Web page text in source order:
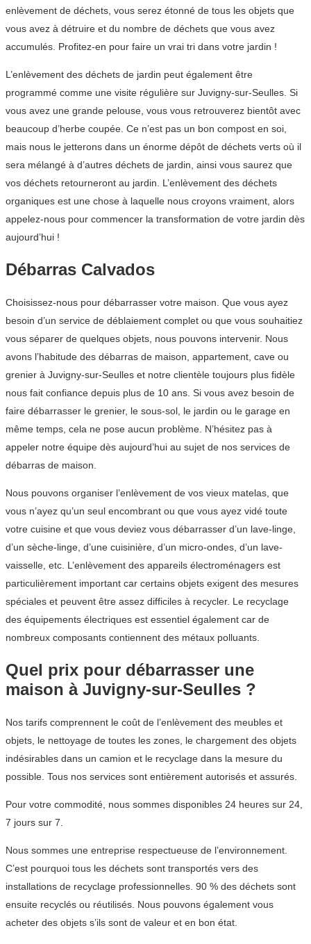
enlèvement de déchets, vous serez étonné de tous les objets que
vous avez à détruire et du nombre de déchets que vous avez
accumulés. Profitez-en pour faire un vrai tri dans votre jardin !
L’enlèvement des déchets de jardin peut également être
programmé comme une visite régulière sur Juvigny-sur-Seulles. Si
vous avez une grande pelouse, vous vous retrouverez bientôt avec
beaucoup d’herbe coupée. Ce n’est pas un bon compost en soi,
mais nous le jetterons dans un énorme dépôt de déchets verts où il
sera mélangé à d’autres déchets de jardin, ainsi vous saurez que
vos déchets retourneront au jardin. L’enlèvement des déchets
organiques est une chose à laquelle nous croyons vraiment, alors
appelez-nous pour commencer la transformation de votre jardin dès
aujourd’hui !
Débarras Calvados
Choisissez-nous pour débarrasser votre maison. Que vous ayez
besoin d’un service de déblaiement complet ou que vous souhaitiez
vous séparer de quelques objets, nous pouvons intervenir. Nous
avons l’habitude des débarras de maison, appartement, cave ou
grenier à Juvigny-sur-Seulles et notre clientèle toujours plus fidèle
nous fait confiance depuis plus de 10 ans. Si vous avez besoin de
faire débarrasser le grenier, le sous-sol, le jardin ou le garage en
même temps, cela ne pose aucun problème. N’hésitez pas à
appeler notre équipe dès aujourd’hui au sujet de nos services de
débarras de maison.
Nous pouvons organiser l’enlèvement de vos vieux matelas, que
vous n’ayez qu’un seul encombrant ou que vous ayez vidé toute
votre cuisine et que vous deviez vous débarrasser d’un lave-linge,
d’un sèche-linge, d’une cuisinière, d’un micro-ondes, d’un lave-
vaisselle, etc. L’enlèvement des appareils électroménagers est
particulièrement important car certains objets exigent des mesures
spéciales et peuvent être assez difficiles à recycler. Le recyclage
des équipements électriques est essentiel également car de
nombreux composants contiennent des métaux polluants.
Quel prix pour débarrasser une
maison à Juvigny-sur-Seulles ?
Nos tarifs comprennent le coût de l’enlèvement des meubles et
objets, le nettoyage de toutes les zones, le chargement des objets
indésirables dans un camion et le recyclage dans la mesure du
possible. Tous nos services sont entièrement autorisés et assurés.
Pour votre commodité, nous sommes disponibles 24 heures sur 24,
7 jours sur 7.
Nous sommes une entreprise respectueuse de l’environnement.
C’est pourquoi tous les déchets sont transportés vers des
installations de recyclage professionnelles. 90 % des déchets sont
ensuite recyclés ou réutilisés. Nous pouvons également vous
acheter des objets s’ils sont de valeur et en bon état.